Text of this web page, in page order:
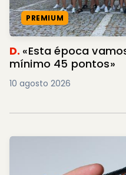
PREMIUM
D. «Esta época
mínimo 45 pontos»
10 agosto 2026